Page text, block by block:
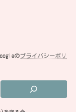
のプライバシーポリ